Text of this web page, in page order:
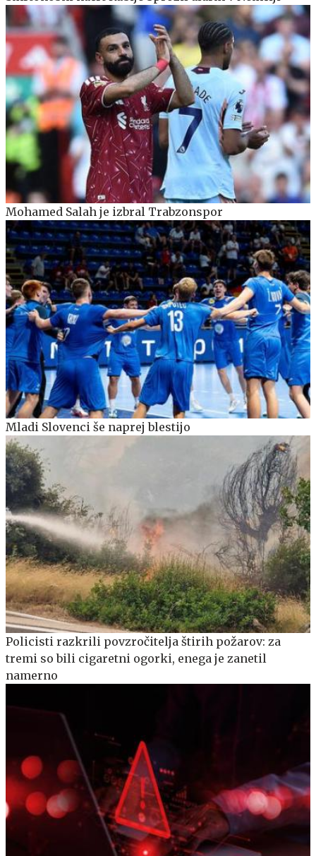
Mohamed Salah je izbral Trabzonspor
Mladi Slovenci še naprej blestijo
Policisti razkrili povzročitelja štirih požarov: za
tremi so bili cigaretni ogorki, enega je zanetil
namerno